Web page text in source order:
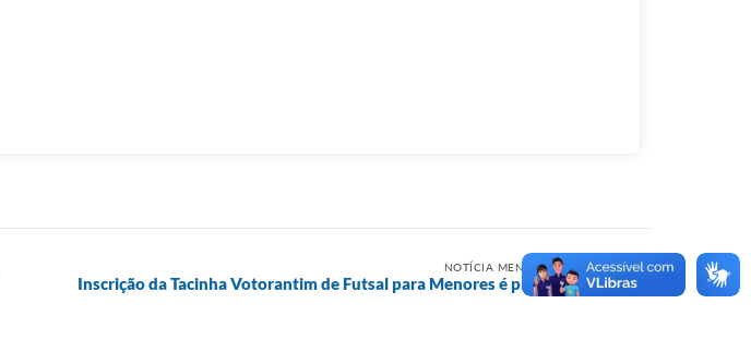
NOTÍCIA MENOS RECENTE
Inscrição da Tacinha Votorantim de Futsal para Menores é prorrogada